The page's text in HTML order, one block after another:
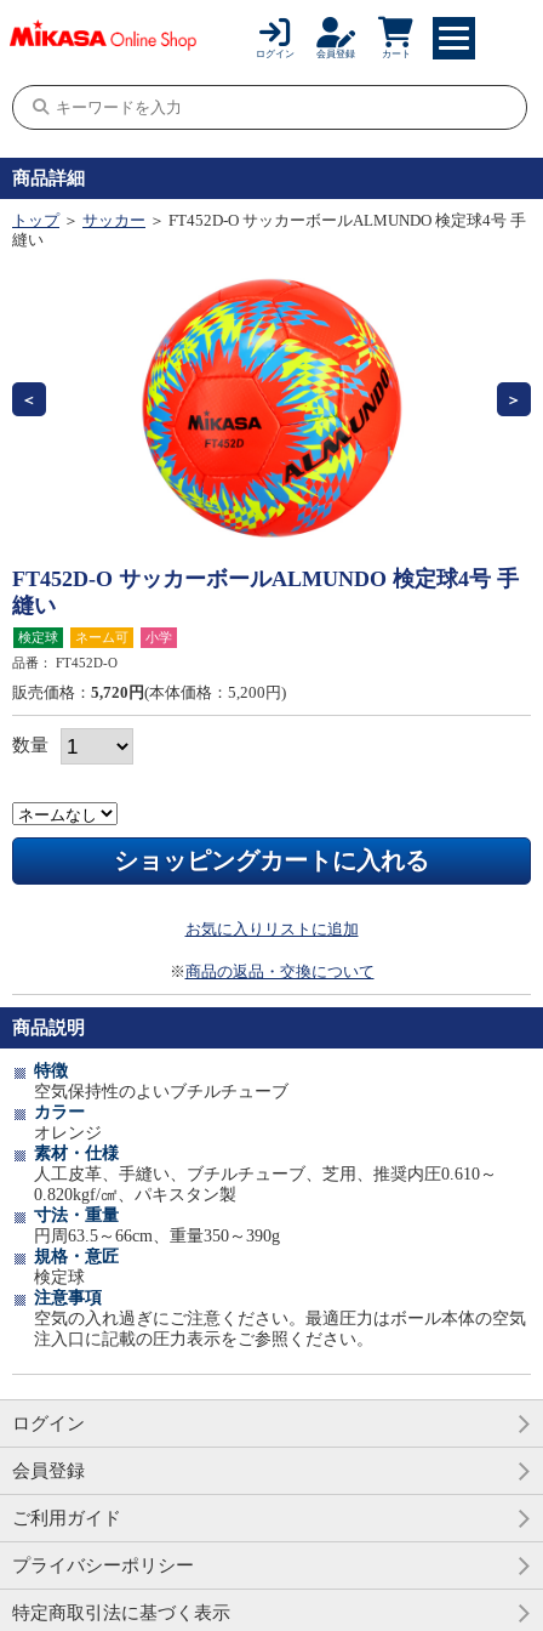
ログイン 会員登録 カート
商品詳細
トップ ＞ サッカー ＞ FT452D-O サッカーボールALMUNDO 検定球4号 手
縫い
FT452D-O サッカーボールALMUNDO 検定球4号 手
縫い
検定球 ネーム可
小学
品番：
FT452D-O
販売価格： 5,720円(本体価格：5,200円)
数量
お気に入りリストに追加
※商品の返品・交換について
商品説明
特徴
空気保持性のよいブチルチューブ
カラー
オレンジ
素材・仕様
人工皮革、手縫い、ブチルチューブ、芝用、推奨内圧0.610～
0.820kgf/㎠、パキスタン製
寸法・重量
円周63.5～66cm、重量350～390g
規格・意匠
検定球
注意事項
空気の入れ過ぎにご注意ください。最適圧力はボール本体の空気
注入口に記載の圧力表示をご参照ください。
ログイン
会員登録
ご利用ガイド
プライバシーポリシー
特定商取引法に基づく表示